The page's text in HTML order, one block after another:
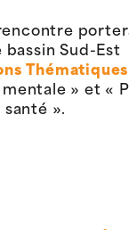
bassin Sud-Est
Thématiques
mentale » et «
».